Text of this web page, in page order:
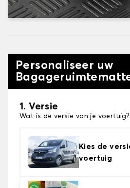
Personaliseer uw
1. Versie
Wat is de versie van je voertuig?
Kies de
voertuig